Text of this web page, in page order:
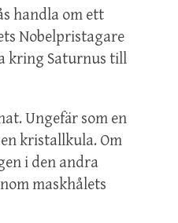
handla om ett
Nobelpristagare
kring Saturnus till
Ungefär som en
kristallkula. Om
i den andra
maskhålets